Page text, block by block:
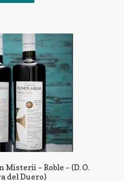
– Roble – (D. O.
del Duero)